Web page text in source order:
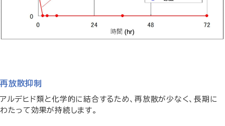
再放散抑制
アルデヒド類と化学的に結合するため、再放散が少なく、長期に
わたって効果が持続します。